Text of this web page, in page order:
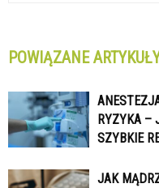
POWIĄZANE
RYZYKA –
SZYBKIE
JAK